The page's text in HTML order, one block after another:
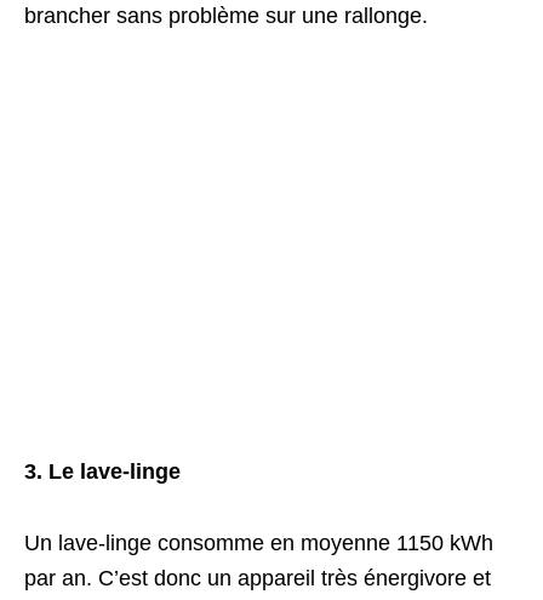
brancher sans problème sur une rallonge.
3. Le lave-linge
Un lave-linge consomme en moyenne 1150 kWh
par an. C’est donc un appareil très énergivore et